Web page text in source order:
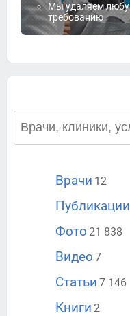
Мы удаляем
требованию
Врачи 12
Публикации
Фото 21 838
Видео 7
Статьи 7 146
Книги 2